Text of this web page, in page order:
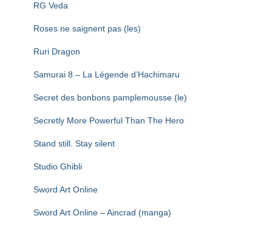
RG Veda
Roses ne saignent pas (les)
Ruri Dragon
Samurai 8 – La Légende d’Hachimaru
Secret des bonbons pamplemousse (le)
Secretly More Powerful Than The Hero
Stand still. Stay silent
Studio Ghibli
Sword Art Online
Sword Art Online – Aincrad (manga)